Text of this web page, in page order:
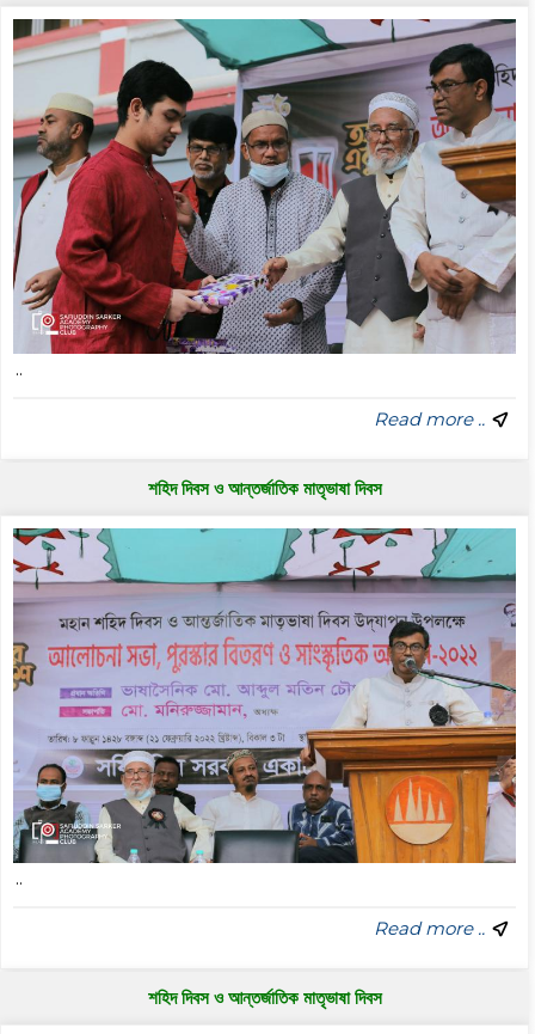
..
Read more ..
শহিদ দিবস ও আন্তর্জাতিক মাতৃভাষা দিবস
..
Read more ..
শহিদ দিবস ও আন্তর্জাতিক মাতৃভাষা দিবস